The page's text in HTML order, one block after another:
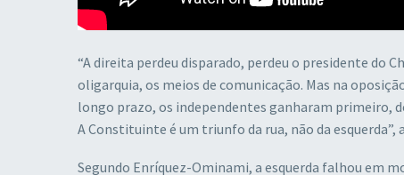
“A direita perdeu disparado, perdeu o presidente do
oligarquia, os meios de comunicação. Mas na
longo prazo, os independentes ganharam primeiro,
A Constituinte é um triunfo da rua, não da esquerda”,
Segundo Enríquez-Ominami, a esquerda falhou em